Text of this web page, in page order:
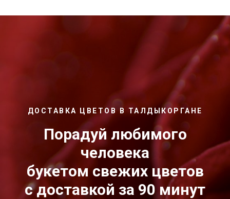
ДОСТАВКА ЦВЕТОВ В ТАЛДЫКОРГАНЕ
Порадуй любимого
человека
букетом свежих цветов
с доставкой за 90 минут